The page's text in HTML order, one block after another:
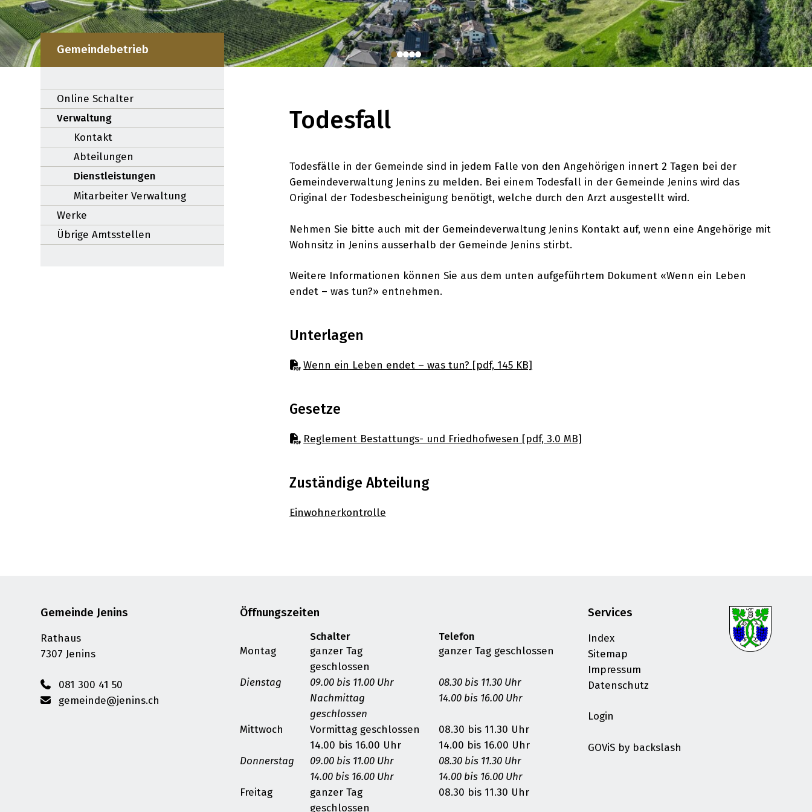
Subnavigation:
Gemeindebetrieb
Online Schalter
Verwaltung
Kontakt
Abteilungen
Dienstleistungen
Mitarbeiter Verwaltung
Werke
Übrige Amtsstellen
Todesfall
Todesfälle in der Gemeinde sind in jedem Falle von den Angehörigen innert 2 Tagen bei der
Gemeindeverwaltung Jenins zu melden. Bei einem Todesfall in der Gemeinde Jenins wird das
Original der Todesbescheinigung benötigt, welche durch den Arzt ausgestellt wird.
Nehmen Sie bitte auch mit der Gemeindeverwaltung Jenins Kontakt auf, wenn eine Angehörige mit
Wohnsitz in Jenins ausserhalb der Gemeinde Jenins stirbt.
Weitere Informationen können Sie aus dem unten aufgeführtem Dokument «Wenn ein Leben
endet – was tun?» entnehmen.
Unterlagen
Wenn ein Leben endet – was tun? [pdf, 145 KB]
Gesetze
Reglement Bestattungs- und Friedhofwesen [pdf, 3.0 MB]
Zuständige Abteilung
Einwohnerkontrolle
Footer
Gemeinde Jenins
Rathaus
7307 Jenins
081 300 41 50
gemeinde@jenins.ch
Öffnungszeiten
Schalter
Telefon
Montag
ganzer Tag
geschlossen
ganzer Tag geschlossen
Dienstag 09.00 bis 11.00 Uhr
08.30 bis 11.30 Uhr
Nachmittag
geschlossen
14.00 bis 16.00 Uhr
Mittwoch Vormittag geschlossen
08.30 bis 11.30 Uhr
14.00 bis 16.00 Uhr
14.00 bis 16.00 Uhr
Donnerstag
09.00 bis 11.00 Uhr
08.30 bis 11.30 Uhr
14.00 bis 16.00 Uhr
14.00 bis 16.00 Uhr
Freitag
ganzer Tag
geschlossen
08.30 bis 11.30 Uhr
Services
Index
Sitemap
Impressum
Datenschutz
Login
GOViSby backslash